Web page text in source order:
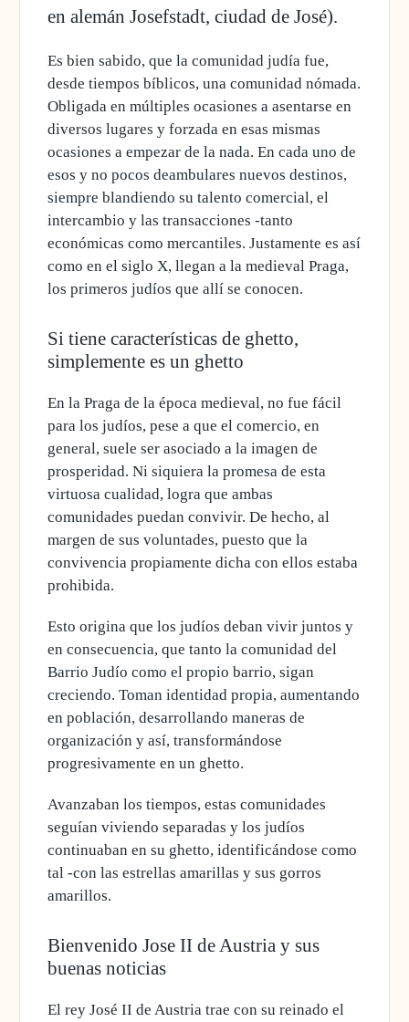
en alemán Josefstadt, ciudad de José).
Es bien sabido, que la comunidad judía fue,
desde tiempos bíblicos, una comunidad nómada.
Obligada en múltiples ocasiones a asentarse en
diversos lugares y forzada en esas mismas
ocasiones a empezar de la nada. En cada uno de
esos y no pocos deambulares nuevos destinos,
siempre blandiendo su talento comercial, el
intercambio y las transacciones -tanto
económicas como mercantiles. Justamente es así
como en el siglo X, llegan a la medieval Praga,
los primeros judíos que allí se conocen.
Si tiene características de ghetto,
simplemente es un ghetto
En la Praga de la época medieval, no fue fácil
para los judíos, pese a que el comercio, en
general, suele ser asociado a la imagen de
prosperidad.Ni siquiera la promesa de esta
virtuosa cualidad, logra que ambas
comunidades puedan convivir. De hecho, al
margen de sus voluntades, puesto que la
convivencia propiamente dicha con ellos estaba
prohibida.
Esto origina que los judíos deban vivir juntos y
en consecuencia, que tanto la comunidad del
Barrio Judío como el propio barrio, sigan
creciendo.Toman identidad propia, aumentando
en población, desarrollando maneras de
organización y así, transformándose
progresivamente en un ghetto.
Avanzaban los tiempos, estas comunidades
seguían viviendo separadas ylos judíos
continuaban en su ghetto, identificándose como
tal -con las estrellas amarillas y sus gorros
amarillos.
Bienvenido Jose II de Austria y sus
buenas noticias
El rey José II de Austria trae con su reinado el